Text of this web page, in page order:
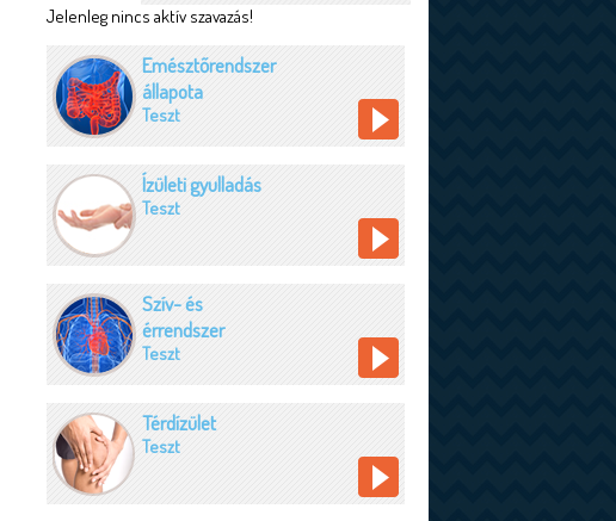
Jelenleg nincs aktív szavazás!
Emésztőrendszer
állapota
Teszt
Ízületi gyulladás
Teszt
Szív- és
érrendszer
Teszt
Térdízület
Teszt